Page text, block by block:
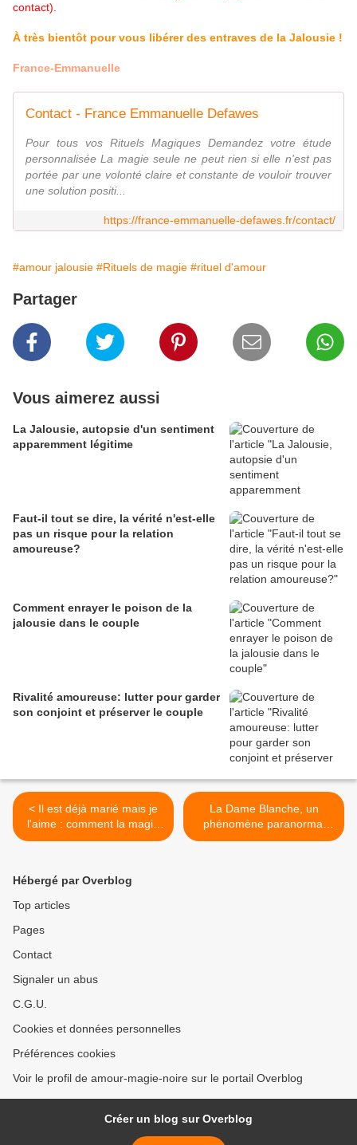
contact).
À très bientôt pour vous libérer des entraves de la Jalousie !
France-Emmanuelle
Contact - France Emmanuelle Defawes
Pour tous vos Rituels Magiques Demandez votre étude
personnalisée La magie seule ne peut rien si elle n'est pas
portée par une volonté claire et constante de vouloir trouver
une solution positi...
https://france-emmanuelle-defawes.fr/contact/
#amour jalousie #Rituels de magie #rituel d'amour
Partager
Vous aimerez aussi
La Jalousie, autopsie d'un sentiment
apparemment légitime
Faut-il tout se dire, la vérité n'est-elle
pas un risque pour la relation
amoureuse?
Comment enrayer le poison de la
jalousie dans le couple
Rivalité amoureuse: lutter pour garder
son conjoint et préserver le couple
< Il est déjà marié mais je
l'aime : comment la magie
peut-elle m'aider ?
La Dame Blanche, un
phénomène paranormal
bien troublant >
Hébergé par Overblog
Top articles
Pages
Contact
Signaler un abus
C.G.U.
Cookies et données personnelles
Préférences cookies
Voir le profil de amour-magie-noire sur le portail Overblog
Créer un blog sur Overblog